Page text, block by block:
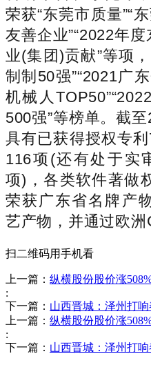
荣获“东莞市质量”“
友善企业”“2022年
业(集团)贡献”等项
制制50强”“2021广
机械人
500强”等榜单。截
具有已获得授权专
116项(还有处于实
项)，各类软件著做
荣获广东省名牌产
艺产物，并通过欧洲
扫二维码用手机看
上一篇： 纵横股份股价涨
:
下一篇： 山西晋城：泽州打
上一篇： 纵横股份股价涨
:
下一篇： 山西晋城：泽州打